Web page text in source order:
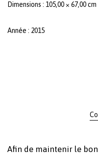
Dimensions : 105,00 × 67,00 cm
Année : 2015
Afin de maintenir le